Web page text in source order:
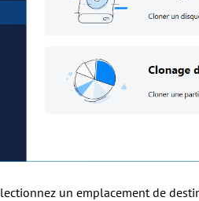
un emplacement de